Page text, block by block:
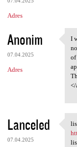
Adres
Anonim
07.04.2025
Adres
I
I
of
</
Lanceled
07.04.2025